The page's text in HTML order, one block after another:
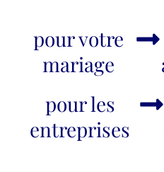
pour votre
mariage
pour les
entreprises